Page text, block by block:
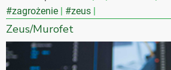
#zagrożenie
#zeus
Zeus/Murofet